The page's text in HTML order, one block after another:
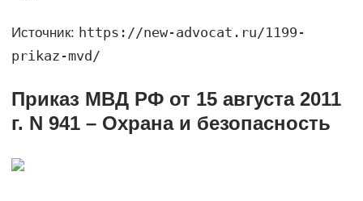
Источник: https://new-advocat.ru/1199-
prikaz-mvd/
Приказ МВД РФ от 15 августа 2011
г. N 941 – Охрана и безопасность